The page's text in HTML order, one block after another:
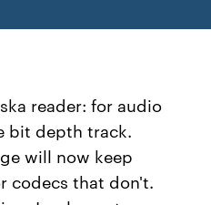
reader: for audio
bit depth track.
will now keep
codecs that don't.